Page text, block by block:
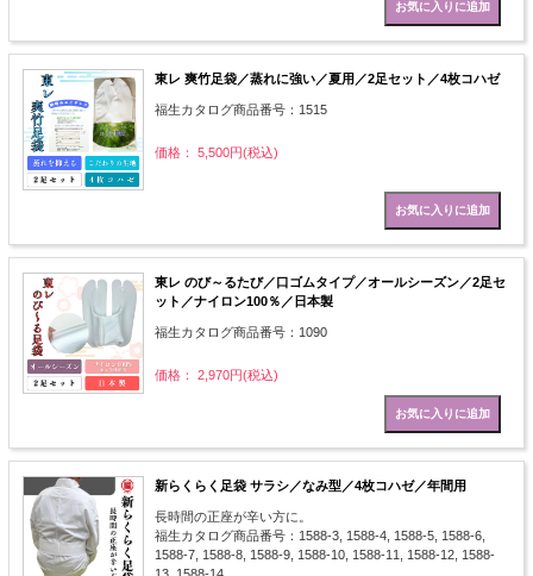
東レ 爽竹足袋／蒸れに強い／夏用／2足セット／4枚コハゼ
福生カタログ商品番号：1515
価格： 5,500円(税込)
東レ のび～るたび／口ゴムタイプ／オールシーズン／2足セ
ット／ナイロン100％／日本製
福生カタログ商品番号：1090
価格： 2,970円(税込)
新らくらく足袋 サラシ／なみ型／4枚コハゼ／年間用
長時間の正座が辛い方に。
福生カタログ商品番号：1588-3, 1588-4, 1588-5, 1588-6,
1588-7, 1588-8, 1588-9, 1588-10, 1588-11, 1588-12, 1588-